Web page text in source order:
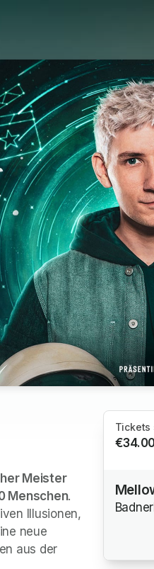
Meister
Menschen.
Illusionen,
neue
aus der
Tickets